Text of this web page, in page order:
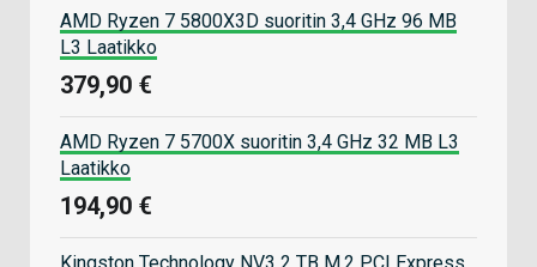
AMD Ryzen 7 5800X3D suoritin 3,4 GHz 96 MB
L3 Laatikko
379,90 €
AMD Ryzen 7 5700X suoritin 3,4 GHz 32 MB L3
Laatikko
194,90 €
Kingston Technology NV3 2 TB M.2 PCI Express